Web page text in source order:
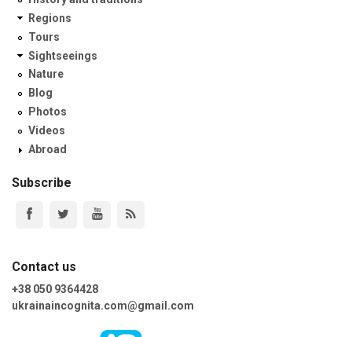
Regions
Tours
Sightseeings
Nature
Blog
Photos
Videos
Abroad
Subscribe
Contact us
+38 050 9364428
ukrainaincognita.com@gmail.com